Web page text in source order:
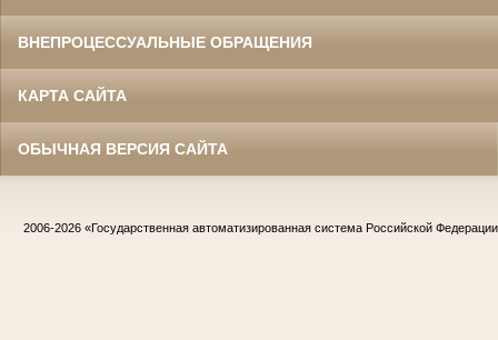
ВНЕПРОЦЕССУАЛЬНЫЕ ОБРАЩЕНИЯ
КАРТА САЙТА
ОБЫЧНАЯ ВЕРСИЯ САЙТА
2006-2026 «Государственная автоматизированная система Российской